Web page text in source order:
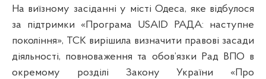
На виїзному засіданні у місті Одеса, яке відбулося
за підтримки «Програма USAID РАДА: наступне
покоління», ТСК вирішила визначити правові засади
діяльності, повноваження та обов’язки Рад ВПО в
окремому розділі Закону України «Про